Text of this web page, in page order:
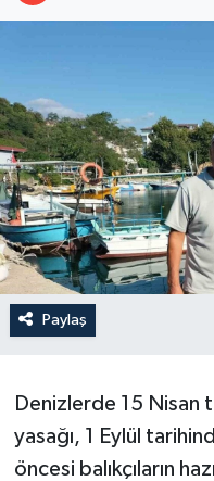
Paylaş
Denizlerde 15 Nisan
yasağı, 1 Eylül
öncesi balıkçıların